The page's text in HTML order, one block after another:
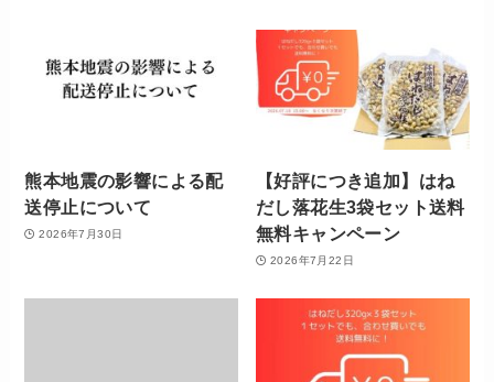
熊本地震の影響による配
送停止について
2026年7月30日
【好評につき追加】はね
だし落花生3袋セット送料
無料キャンペーン
2026年7月22日